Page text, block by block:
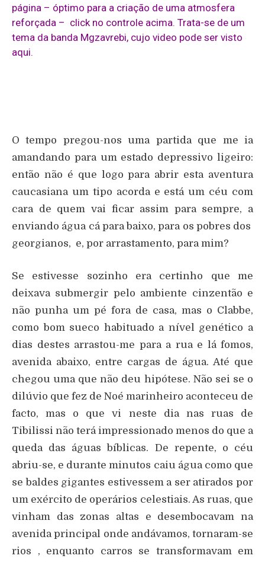
página – óptimo para a criação de uma atmosfera
reforçada – click no controle acima. Trata-se de um
tema da banda Mgzavrebi, cujo video pode ser visto
aqui.
O tempo pregou-nos uma partida que me ia
amandando para um estado depressivo ligeiro:
então não é que logo para abrir esta aventura
caucasiana um tipo acorda e está um céu com
cara de quem vai ficar assim para sempre, a
enviando água cá para baixo, para os pobres dos
georgianos, e, por arrastamento, para mim?
Se estivesse sozinho era certinho que me
deixava submergir pelo ambiente cinzentão e
não punha um pé fora de casa, mas o Clabbe,
como bom sueco habituado a nível genético a
dias destes arrastou-me para a rua e lá fomos,
avenida abaixo, entre cargas de água. Até que
chegou uma que não deu hipótese. Não sei se o
dilúvio que fez de Noé marinheiro aconteceu de
facto, mas o que vi neste dia nas ruas de
Tibilissi não terá impressionado menos do que a
queda das águas bíblicas. De repente, o céu
abriu-se, e durante minutos caiu água como que
se baldes gigantes estivessem a ser atirados por
um exército de operários celestiais. As ruas, que
vinham das zonas altas e desembocavam na
avenida principal onde andávamos, tornaram-se
rios , enquanto carros se transformavam em